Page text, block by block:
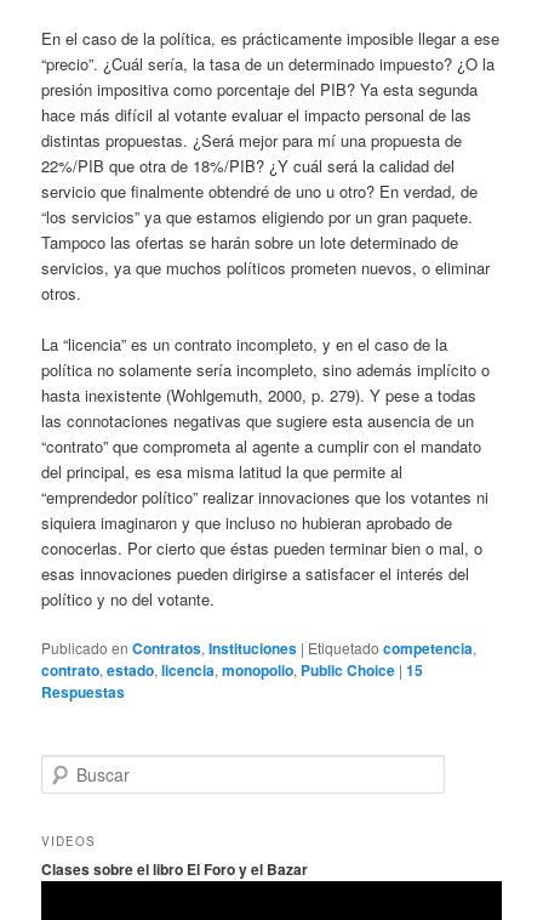
En el caso de la política, es prácticamente imposible llegar a ese
“precio”. ¿Cuál sería, la tasa de un determinado impuesto? ¿O la
presión impositiva como porcentaje del PIB? Ya esta segunda
hace más difícil al votante evaluar el impacto personal de las
distintas propuestas. ¿Será mejor para mí una propuesta de
22%/PIB que otra de 18%/PIB? ¿Y cuál será la calidad del
servicio que finalmente obtendré de uno u otro? En verdad, de
“los servicios” ya que estamos eligiendo por un gran paquete.
Tampoco las ofertas se harán sobre un lote determinado de
servicios, ya que muchos políticos prometen nuevos, o eliminar
otros.
La “licencia” es un contrato incompleto, y en el caso de la
política no solamente sería incompleto, sino además implícito o
hasta inexistente (Wohlgemuth, 2000, p. 279). Y pese a todas
las connotaciones negativas que sugiere esta ausencia de un
“contrato” que comprometa al agente a cumplir con el mandato
del principal, es esa misma latitud la que permite al
“emprendedor político” realizar innovaciones que los votantes ni
siquiera imaginaron y que incluso no hubieran aprobado de
conocerlas. Por cierto que éstas pueden terminar bien o mal, o
esas innovaciones pueden dirigirse a satisfacer el interés del
político y no del votante.
Publicado en Contratos,Instituciones | Etiquetado competencia,
contrato,estado,licencia,monopolio, Public Choice |15
Respuestas
u
c
r
VIDEOS
Clases sobre el libro El Foro y el Bazar